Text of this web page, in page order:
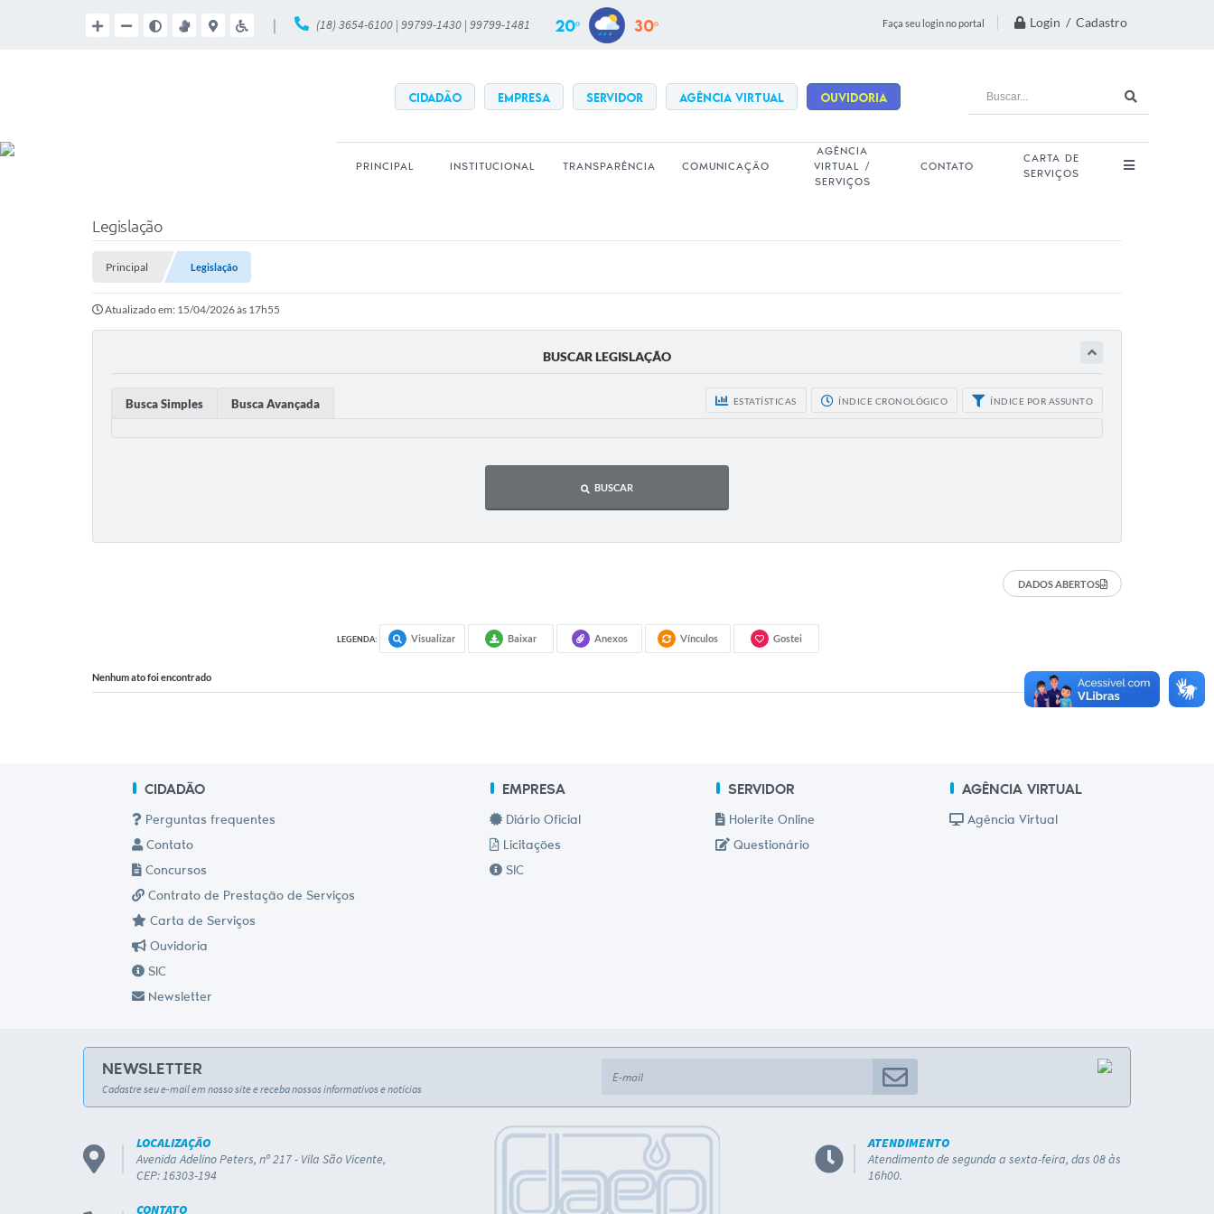
Faça seu login no portal Login / Cadastro
| (18) 3654-6100 | 99799-1430 | 99799-1481 20º 30º
CIDADÃO EMPRESA SERVIDOR Agência Virtual Ouvidoria
PRINCIPAL INSTITUCIONAL TRANSPARÊNCIA COMUNICAÇÃO
AGÊNCIA
VIRTUAL /
SERVIÇOS
CONTATO
CARTA DE
SERVIÇOS
Legislação
Principal Legislação
Atualizado em: 15/04/2026 às 17h55
BUSCAR LEGISLAÇÃO
ESTATÍSTICAS ÍNDICE CRONOLÓGICO ÍNDICE POR ASSUNTO
Busca Simples Busca Avançada
BUSCAR
DADOS ABERTOS
LEGENDA: Visualizar Baixar Anexos Vínculos Gostei
Nenhum ato foi encontrado
CIDADÃO
Perguntas frequentes
Contato
Concursos
Contrato de Prestação de Serviços
Carta de Serviços
Ouvidoria
SIC
Newsletter
EMPRESA
Diário Oficial
Licitações
SIC
SERVIDOR
Holerite Online
Questionário
AGÊNCIA VIRTUAL
Agência Virtual
NEWSLETTER
Cadastre seu e-mail em nosso site e receba nossos informativos e notícias
LOCALIZAÇÃO
Avenida Adelino Peters, nº 217 - Vila São Vicente,
CEP: 16303-194
CONTATO
ATENDIMENTO
Atendimento de segunda a sexta-feira, das 08 às
16h00.